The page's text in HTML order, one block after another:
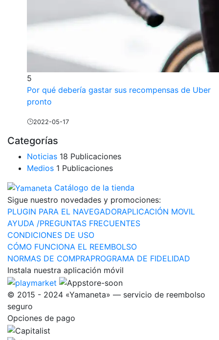
5
Por qué debería gastar sus recompensas de Uber
pronto
2022-05-17
Categorías
Noticias 18 Publicaciones
Medios 1 Publicaciones
Catálogo de la tienda
Sigue nuestro novedades y promociones:
PLUGIN PARA EL NAVEGADORAPLICACIÓN MOVIL
AYUDA /PREGUNTAS FRECUENTES
CONDICIONES DE USO
CÓMO FUNCIONA EL REEMBOLSO
NORMAS DE COMPRAPROGRAMA DE FIDELIDAD
Instala nuestra aplicación móvil
© 2015 - 2024 «Yamaneta» — servicio de reembolso
seguro
Opciones de pago